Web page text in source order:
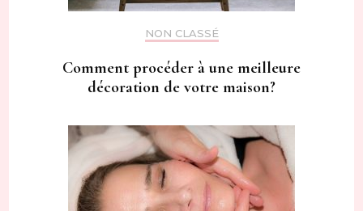
NON CLASSÉ
Comment procéder à une meilleure
décoration de votre maison?